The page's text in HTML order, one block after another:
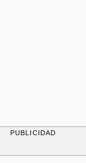
PUBLICIDAD